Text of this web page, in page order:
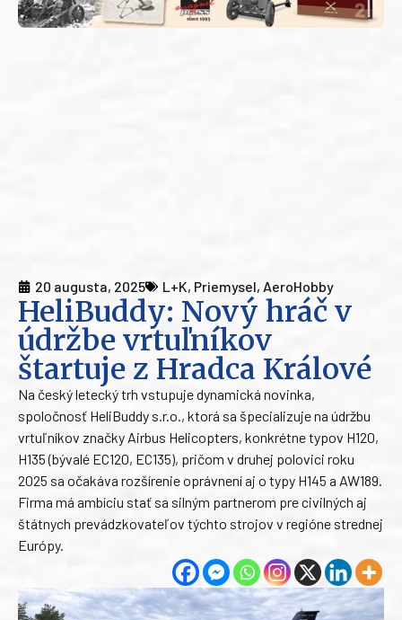
20 augusta, 2025 L+K, Priemysel, AeroHobby
HeliBuddy: Nový hráč v
údržbe vrtuľníkov
štartuje z Hradca Králové
Na český letecký trh vstupuje dynamická novinka,
spoločnosť HeliBuddy s.r.o., ktorá sa špecializuje na údržbu
vrtuľníkov značky Airbus Helicopters, konkrétne typov H120,
H135 (bývalé EC120, EC135), pričom v druhej polovici roku
2025 sa očakáva rozšírenie oprávnení aj o typy H145 a AW189.
Firma má ambíciu stať sa silným partnerom pre civilných aj
štátnych prevádzkovateľov týchto strojov v regióne strednej
Európy.